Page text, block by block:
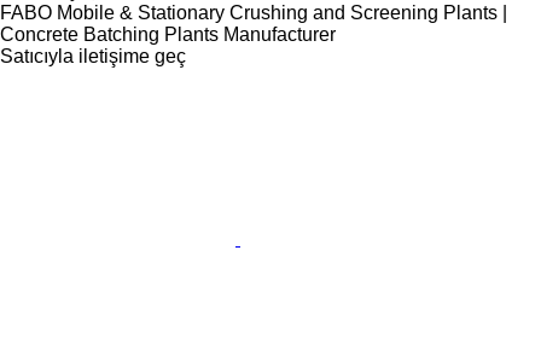
FABO Mobile & Stationary Crushing and Screening Plants |
Concrete Batching Plants Manufacturer
Satıcıyla iletişime geç